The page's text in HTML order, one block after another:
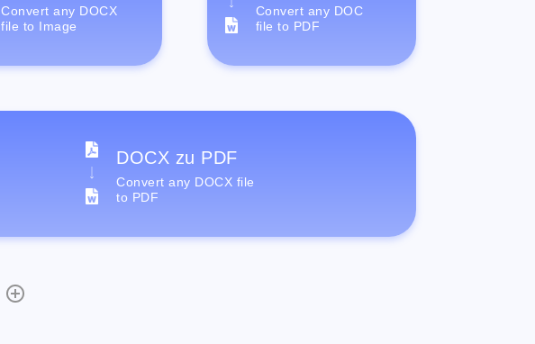
Convert any DOCX
file to Image
Convert any DOC
file to PDF
DOCX zu PDF
Convert any DOCX file
to PDF